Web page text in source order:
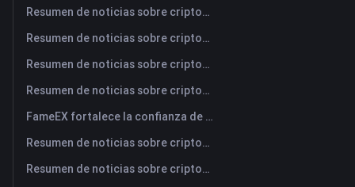
Resumen de noticias sobre criptomonedas de FameEX de hoy | 3 de agosto de 2026
Resumen de noticias sobre criptomonedas de FameEX de hoy | 31 de julio de 2026
Resumen de noticias sobre criptomonedas de FameEX de hoy | 30 de julio de 2026
Resumen de noticias sobre criptomonedas de FameEX de hoy | 29 de julio de 2026
FameEX fortalece la confianza de los usuarios a través de ocho años de operaciones estables y crecimiento global
Resumen de noticias sobre criptomonedas de FameEX de hoy | 28 de julio de 2026
Resumen de noticias sobre criptomonedas de FameEX de hoy | 27 de julio de 2026